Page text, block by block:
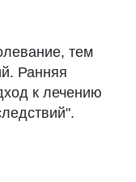
тем
Ранняя
к лечению